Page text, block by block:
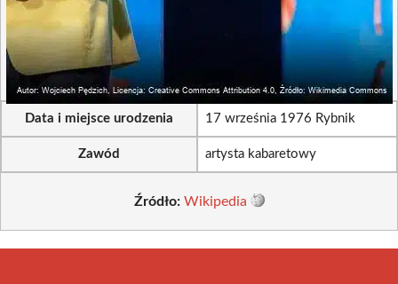
Data i miejsce urodzenia 17 września 1976 Rybnik
Zawód artysta kabaretowy
Źródło: Wikipedia